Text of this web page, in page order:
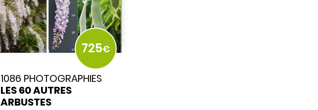
725€
1086 PHOTOGRAPHIES
LES 60 AUTRES
ARBUSTES